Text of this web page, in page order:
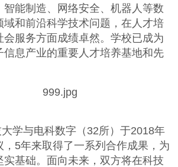
智能制造、网络安全、机器人等数
域和前沿科学技术问题，在人才培
会服务方面成绩卓然。学校已成为
信息产业的重要人才培养基地和先
学与电科数字（32所）于2018年
，5年来取得了一系列合作成果，为
实基础。面向未来，双方将在科技